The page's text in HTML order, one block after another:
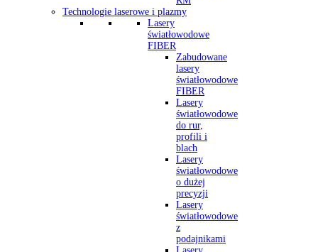
Technologie laserowe i plazmy
Lasery
światłowodowe
FIBER
Zabudowane
lasery
światłowodowe
FIBER
Lasery
światłowodowe
do rur,
profili i
blach
Lasery
światłowodowe
o dużej
precyzji
Lasery
światłowodowe
z
podajnikami